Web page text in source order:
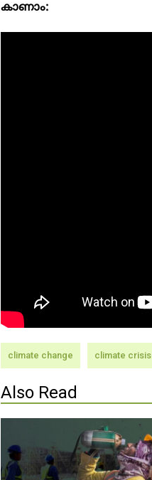
കാണാം:
climate change climate crisis
Also Read